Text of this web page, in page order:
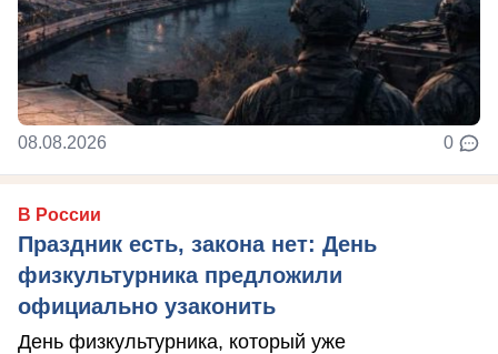
08.08.2026 0
В России
Праздник есть, закона нет: День
физкультурника предложили
официально узаконить
День физкультурника, который уже